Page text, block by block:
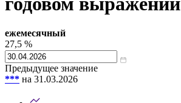
ежемесячный
27,5 %
Предыдущее значение
*** на 31.03.2026